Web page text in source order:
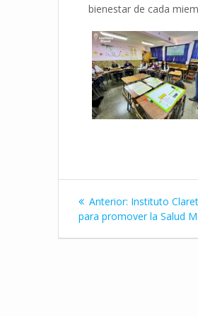
bienestar de cada
Navegación
de
Anterior: Entrada
anterior:
Instituto
para promover la Salud